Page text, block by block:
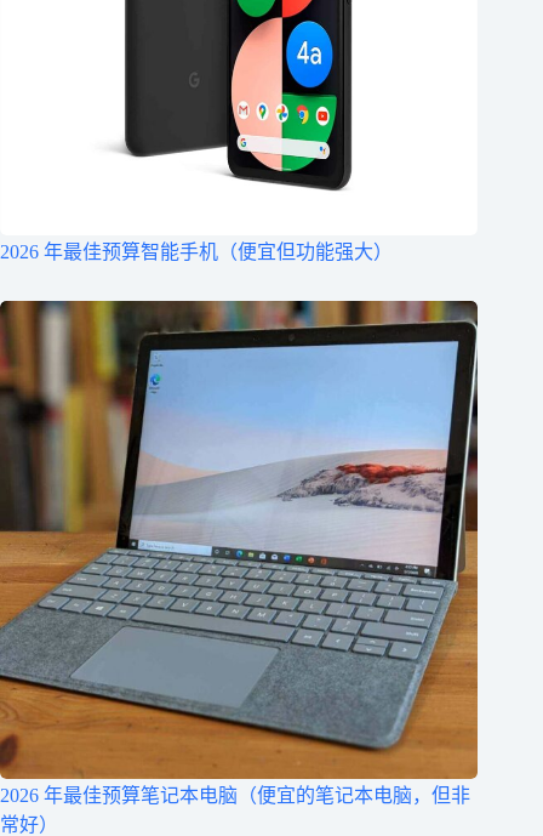
2026 年最佳预算智能手机（便宜但功能强大）
2026 年最佳预算笔记本电脑（便宜的笔记本电脑，但非
常好）